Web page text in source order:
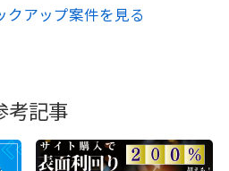
クアップ案件を見る
考記事